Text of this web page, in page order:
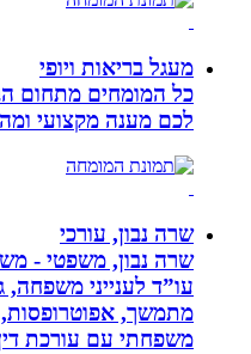
מעגל בריאות ויופי
כל המומחים מתחום
לכם מענה מקצועי
שרה נבון, עורכי
שרה נבון, משפטי -
עו”ד לענייני משפחה,
מתמשך, אפוטרופסות,
משפחתי עם עורכת דין